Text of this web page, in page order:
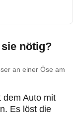
nötig?
an einer Öse am
dem Auto mit
Es löst die